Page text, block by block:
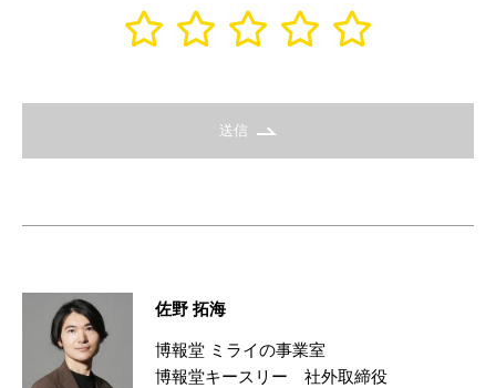
送信
佐野 拓海
博報堂 ミライの事業室
博報堂キースリー 社外取締役